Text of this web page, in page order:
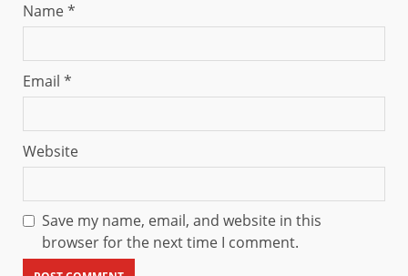
Name*
Email *
Website
Save my name, email, and website in this
browser for the next time I comment.